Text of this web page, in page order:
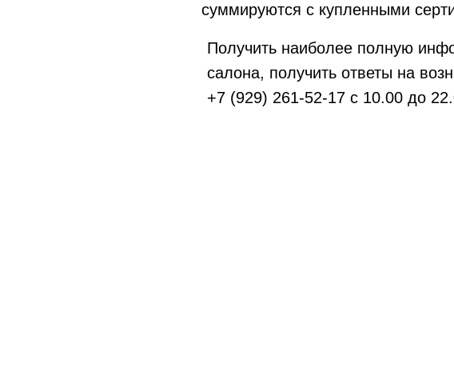
суммируются с купленными
Получить наиболее полную
салона, получить ответы на
+7 (929) 261-52-17 с 10.00 до